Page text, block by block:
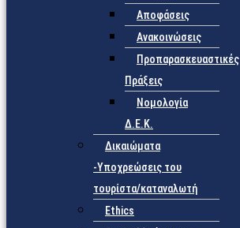
Αποφάσεις
Ανακοινώσεις
Προπαρασκευαστικές
Πράξεις
Νομολογία
Δ.Ε.Κ.
Δικαιώματα
-Υποχρεώσεις του
τουρίστα/καταναλωτή
Ethics